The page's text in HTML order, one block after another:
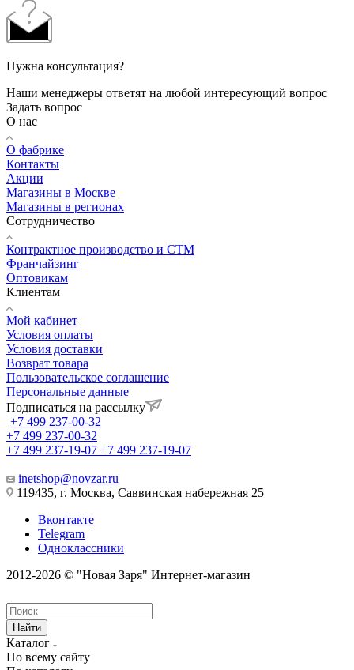
Нужна консультация?
Наши менеджеры ответят на любой интересующий вопрос
Задать вопрос
О нас
О фабрике
Контакты
Акции
Магазины в Москве
Магазины в регионах
Сотрудничество
Контрактное производство и СТМ
Франчайзинг
Оптовикам
Клиентам
Мой кабинет
Условия оплаты
Условия доставки
Возврат товара
Пользовательское соглашение
Персональные данные
Подписаться на рассылку
+7 499 237-00-32
+7 499 237-00-32
+7 499 237-19-07 +7 499 237-19-07
inetshop@novzar.ru
119435, г. Москва, Саввинская набережная 25
Вконтакте
Telegram
Одноклассники
2012-2026 © "Новая Заря" Интернет-магазин
Найти
Каталог
По всему сайту